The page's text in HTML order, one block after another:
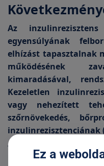
Az
egyensúlyának
elhízást tapasztalnak
működésének
kimaradásával,
Kezeletlen
vagy nehezített
szőrnövekedés,
inzulinrezisztenciának
Veszélyek
Ez a